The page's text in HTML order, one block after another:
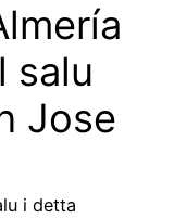
salu
Jose
i detta